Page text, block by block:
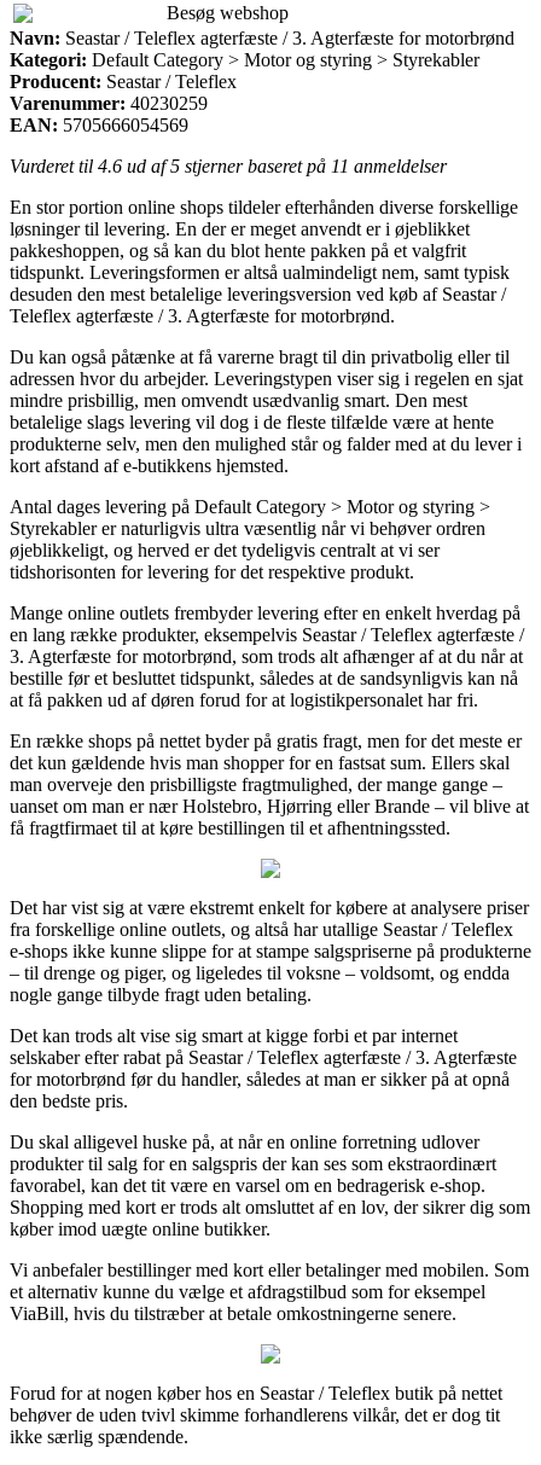
Besøg webshop
Navn: Seastar / Teleflex agterfæste / 3. Agterfæste for motorbrønd
Kategori: Default Category > Motor og styring > Styrekabler
Producent: Seastar / Teleflex
Varenummer: 40230259
EAN: 5705666054569
Vurderet til 4.6 ud af 5 stjerner baseret på 11 anmeldelser
En stor portion online shops tildeler efterhånden diverse forskellige
løsninger til levering. En der er meget anvendt er i øjeblikket
pakkeshoppen, og så kan du blot hente pakken på et valgfrit
tidspunkt. Leveringsformen er altså ualmindeligt nem, samt typisk
desuden den mest betalelige leveringsversion ved køb af Seastar /
Teleflex agterfæste / 3. Agterfæste for motorbrønd.
Du kan også påtænke at få varerne bragt til din privatbolig eller til
adressen hvor du arbejder. Leveringstypen viser sig i regelen en sjat
mindre prisbillig, men omvendt usædvanlig smart. Den mest
betalelige slags levering vil dog i de fleste tilfælde være at hente
produkterne selv, men den mulighed står og falder med at du lever i
kort afstand af e-butikkens hjemsted.
Antal dages levering på Default Category > Motor og styring >
Styrekabler er naturligvis ultra væsentlig når vi behøver ordren
øjeblikkeligt, og herved er det tydeligvis centralt at vi ser
tidshorisonten for levering for det respektive produkt.
Mange online outlets frembyder levering efter en enkelt hverdag på
en lang række produkter, eksempelvis Seastar / Teleflex agterfæste /
3. Agterfæste for motorbrønd, som trods alt afhænger af at du når at
bestille før et besluttet tidspunkt, således at de sandsynligvis kan nå
at få pakken ud af døren forud for at logistikpersonalet har fri.
En række shops på nettet byder på gratis fragt, men for det meste er
det kun gældende hvis man shopper for en fastsat sum. Ellers skal
man overveje den prisbilligste fragtmulighed, der mange gange –
uanset om man er nær Holstebro, Hjørring eller Brande – vil blive at
få fragtfirmaet til at køre bestillingen til et afhentningssted.
Det har vist sig at være ekstremt enkelt for købere at analysere priser
fra forskellige online outlets, og altså har utallige Seastar / Teleflex
e-shops ikke kunne slippe for at stampe salgspriserne på produkterne
– til drenge og piger, og ligeledes til voksne – voldsomt, og endda
nogle gange tilbyde fragt uden betaling.
Det kan trods alt vise sig smart at kigge forbi et par internet
selskaber efter rabat på Seastar / Teleflex agterfæste / 3. Agterfæste
for motorbrønd før du handler, således at man er sikker på at opnå
den bedste pris.
Du skal alligevel huske på, at når en online forretning udlover
produkter til salg for en salgspris der kan ses som ekstraordinært
favorabel, kan det tit være en varsel om en bedragerisk e-shop.
Shopping med kort er trods alt omsluttet af en lov, der sikrer dig som
køber imod uægte online butikker.
Vi anbefaler bestillinger med kort eller betalinger med mobilen. Som
et alternativ kunne du vælge et afdragstilbud som for eksempel
ViaBill, hvis du tilstræber at betale omkostningerne senere.
Forud for at nogen køber hos en Seastar / Teleflex butik på nettet
behøver de uden tvivl skimme forhandlerens vilkår, det er dog tit
ikke særlig spændende.